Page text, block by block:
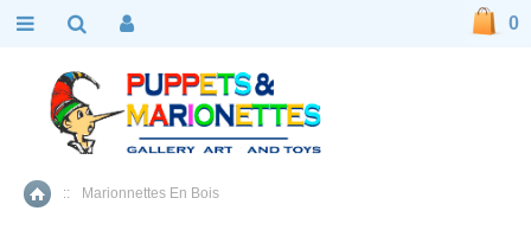
Accueil
:: Marionnettes En Bois
0